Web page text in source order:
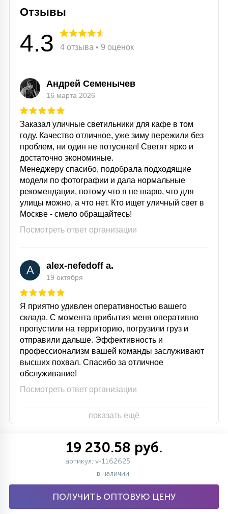
Отзывы
4.3 4 отзыва • 9 оценок
Андрей Семенычев
16 марта 2026
Заказал уличные светильники для кафе в том
году. Качество отличное, уже зиму пережили без
проблем, ни один не потускнел! Светят ярко и
достаточно экономиные.
Менеджеру спасибо, подобрала подходящие
модели по фотографии и дала нормальные
рекомендации, потому что я не шарю, что для
улицы можно, а что нет. Кто ищет уличный свет в
Москве - смело обращайтесь!
Посмотреть ответ организации
A alex-nefedoff a.
19 октября
Я приятно удивлен оперативностью вашего
склада. С момента прибытия меня оперативно
пропустили на территорию, погрузили груз и
отправили дальше. Эффективность и
профессионализм вашей команды заслуживают
высших похвал. Спасибо за отличное
обслуживание!
Посмотреть ответ организации
показать ещё
19 230.58 руб.
артикул: v-1162625
в наличии
ПОЛУЧИТЬ ОПТОВУЮ ЦЕНУ